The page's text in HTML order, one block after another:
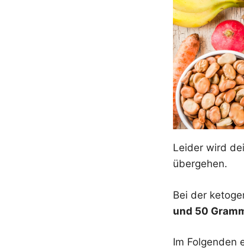
Leider wird
übergehen.
Bei der
und 50
Im Folgenden